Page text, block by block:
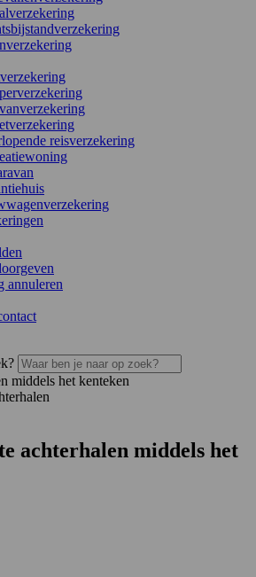
reisverzekering
annuleren
achterhalen middels het